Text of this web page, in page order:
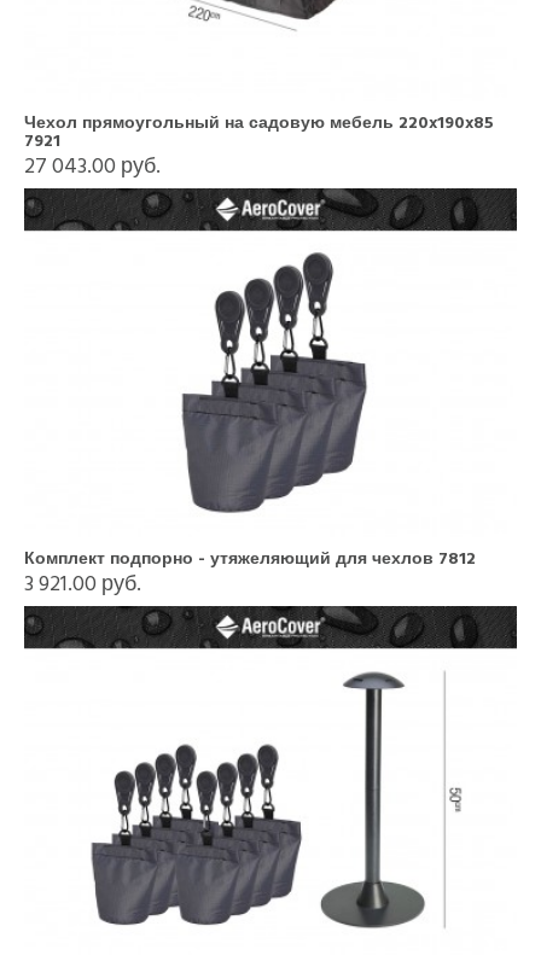
Чехол прямоугольный на садовую мебель 220x190x85
7921
27 043.00 руб.
Комплект подпорно - утяжеляющий для чехлов 7812
3 921.00 руб.